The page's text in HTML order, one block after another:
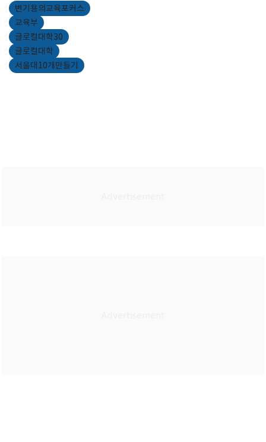
변기용의교육포커스
교육부
글로컬대학30
글로컬대학
서울대10개만들기